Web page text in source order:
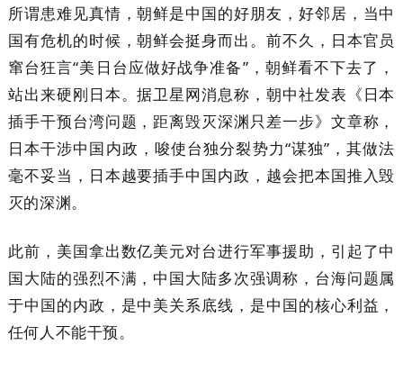
所谓患难见真情，朝鲜是中国的好朋友，好邻居，当中
国有危机的时候，朝鲜会挺身而出。前不久，日本官员
窜台狂言“美日台应做好战争准备”，朝鲜看不下去了，
站出来硬刚日本。据卫星网消息称，朝中社发表《日本
插手干预台湾问题，距离毁灭深渊只差一步》文章称，
日本干涉中国内政，唆使台独分裂势力“谋独”，其做法
毫不妥当，日本越要插手中国内政，越会把本国推入毁
灭的深渊。
此前，美国拿出数亿美元对台进行军事援助，引起了中
国大陆的强烈不满，中国大陆多次强调称，台海问题属
于中国的内政，是中美关系底线，是中国的核心利益，
任何人不能干预。